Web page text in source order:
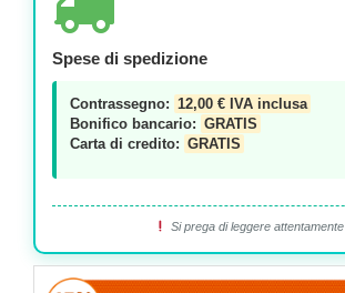
Spese di spedizione
Contrassegno: 12,00 € IVA inclusa
Bonifico bancario: GRATIS
Carta di credito: GRATIS
Si prega di leggere attentamente